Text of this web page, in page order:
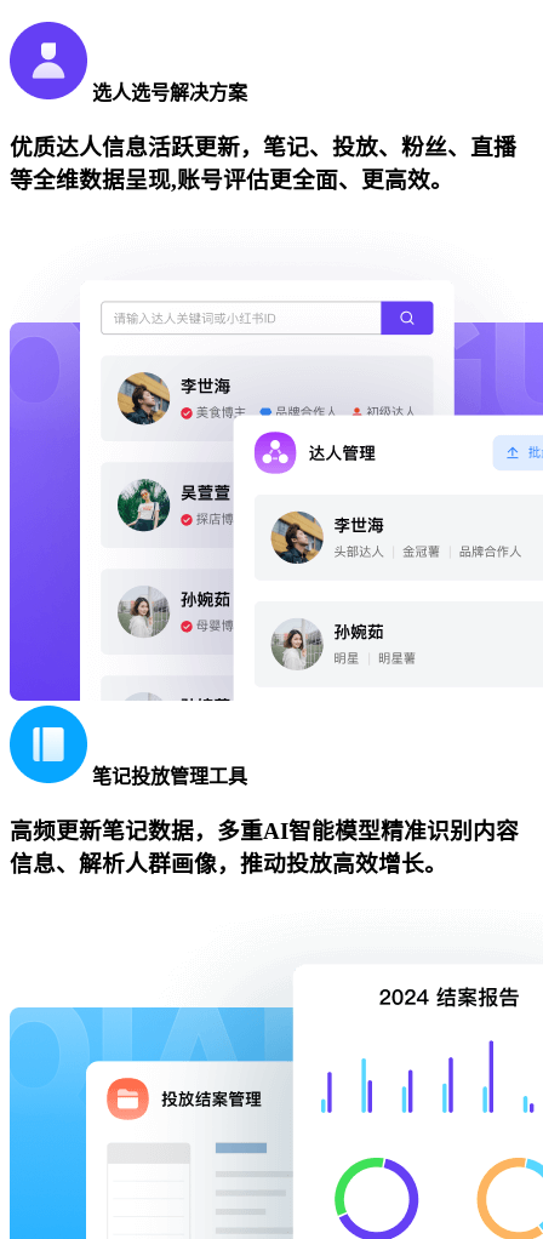
选人选号解决方案
优质达人信息活跃更新，笔记、投放、粉丝、直播
等全维数据呈现,账号评估更全面、更高效。
笔记投放管理工具
高频更新笔记数据，多重AI智能模型精准识别内容
信息、解析人群画像，推动投放高效增长。